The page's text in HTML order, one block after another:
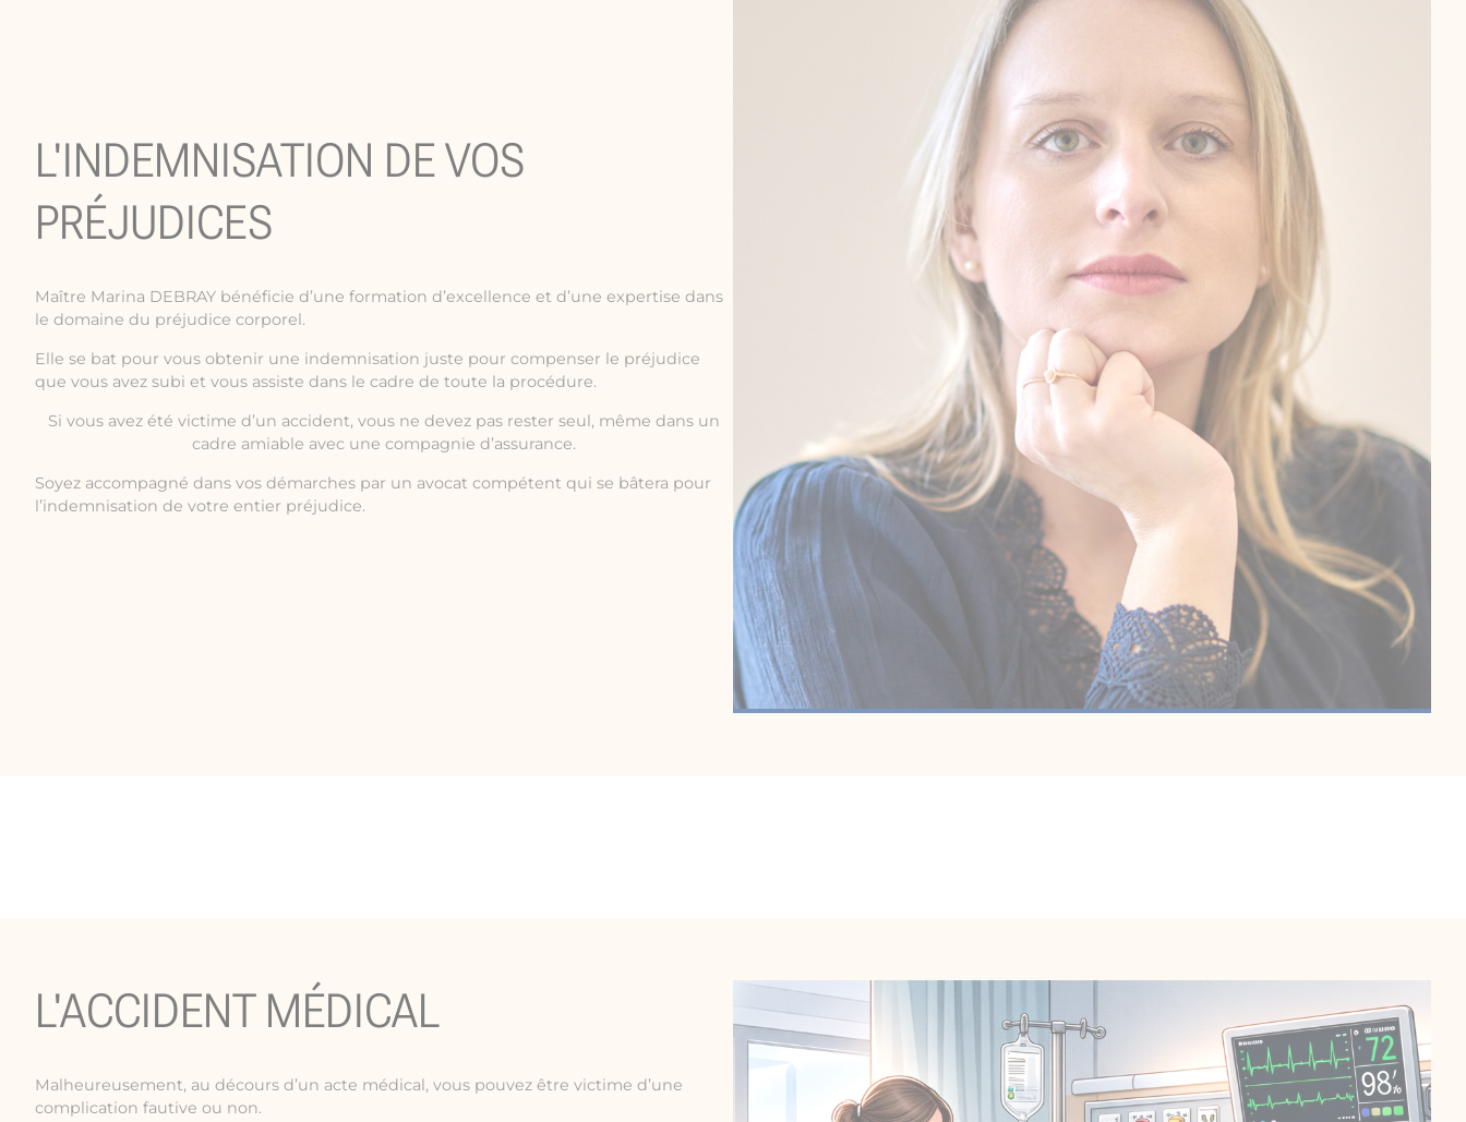
L'INDEMNISATION DE VOS
PRÉJUDICES
Maître Marina DEBRAY bénéficie d’une formation d’excellence et d’une expertise dans
le domaine du préjudice corporel.
Elle se bat pour vous obtenir une indemnisation juste pour compenser le préjudice
que vous avez subi et vous assiste dans le cadre de toute la procédure.
Si vous avez été victime d’un accident, vous ne devez pas rester seul, même dans un
cadre amiable avec une compagnie d’assurance.
Soyez accompagné dans vos démarches par un avocat compétent qui se bâtera pour
l’indemnisation de votre entier préjudice.
L'ACCIDENT MÉDICAL
Malheureusement, au décours d’un acte médical, vous pouvez être victime d’une
complication fautive ou non.